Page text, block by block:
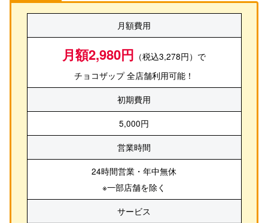
月額費用
月額2,980円 （税込3,278円）で
チョコザップ 全店舗利用可能！
初期費用
5,000円
営業時間
24時間営業・年中無休
※一部店舗を除く
サービス